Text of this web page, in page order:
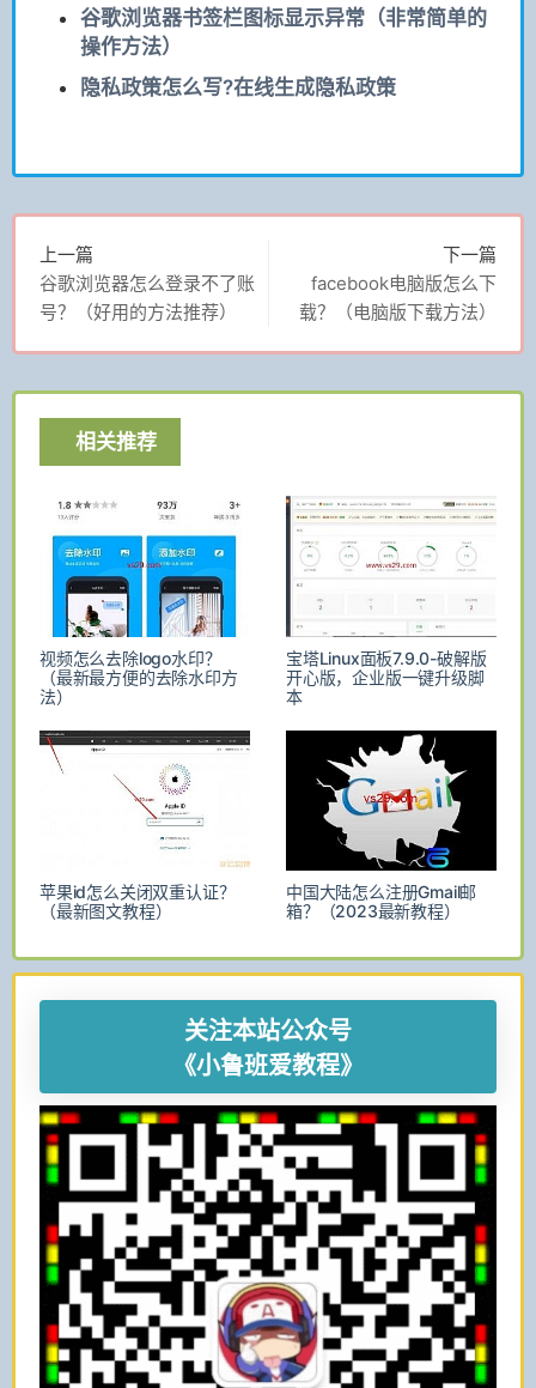
谷歌浏览器书签栏图标显示异常（非常简单的
操作方法）
隐私政策怎么写?在线生成隐私政策
上一篇
谷歌浏览器怎么登录不了账
号？（好用的方法推荐）
下一篇
facebook电脑版怎么下
载？（电脑版下载方法）
相关推荐
视频怎么去除logo水印？
（最新最方便的去除水印方
法）
宝塔Linux面板7.9.0-破解版
开心版，企业版一键升级脚
本
苹果id怎么关闭双重认证？
（最新图文教程）
中国大陆怎么注册Gmail邮
箱？（2023最新教程）
关注本站公众号
《小鲁班爱教程》